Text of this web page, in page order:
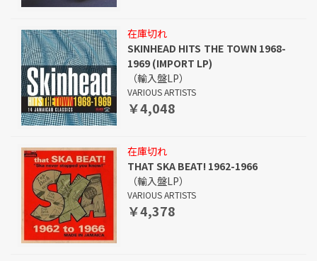
在庫切れ
SKINHEAD HITS THE TOWN 1968-
1969 (IMPORT LP)
（輸入盤LP）
VARIOUS ARTISTS
￥4,048
在庫切れ
THAT SKA BEAT! 1962-1966
（輸入盤LP）
VARIOUS ARTISTS
￥4,378